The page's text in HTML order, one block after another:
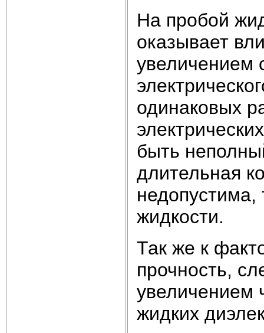
На пробой
оказывает
увеличением
одинаковых
быть
длительная
недопустима,
жидкости.
Так же к
прочность,
увеличением
жидких